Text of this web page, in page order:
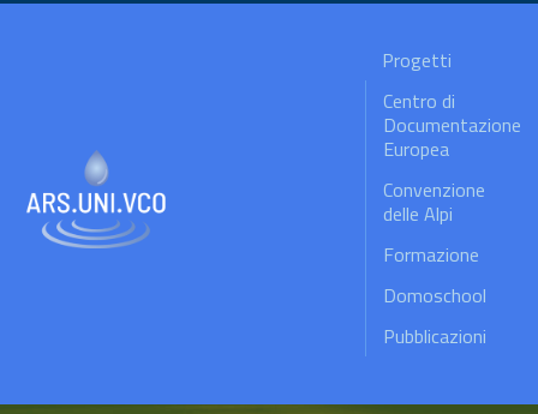
Progetti
Centro di
Documentazione
Europea
Convenzione
delle Alpi
Formazione
Domoschool
Pubblicazioni